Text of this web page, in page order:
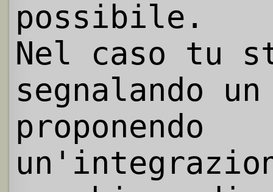
possibile.
Nel caso tu
segnalando
proponendo